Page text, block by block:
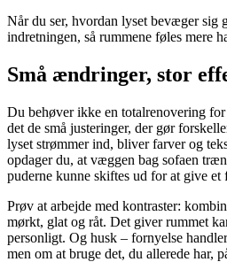
Når du ser, hvordan lyset bevæger sig
indretningen, så rummene føles mere
Små ændringer, stor
Du behøver ikke en totalrenovering
det de små justeringer, der gør
lyset strømmer ind, bliver farver og
opdager du, at væggen bag sofaen
puderne kunne skiftes ud for at give et
Prøv at arbejde med kontraster:
mørkt, glat og råt. Det giver rummet
personligt. Og husk – fornyelse
men om at bruge det, du allerede har,